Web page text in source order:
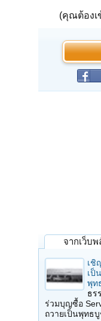
(คุณต้องเ
จากเว็บพ
เชิ
เป็
พุท
ธร
ร่วมบุญซื้อ
ถวายเป็นพุทธ